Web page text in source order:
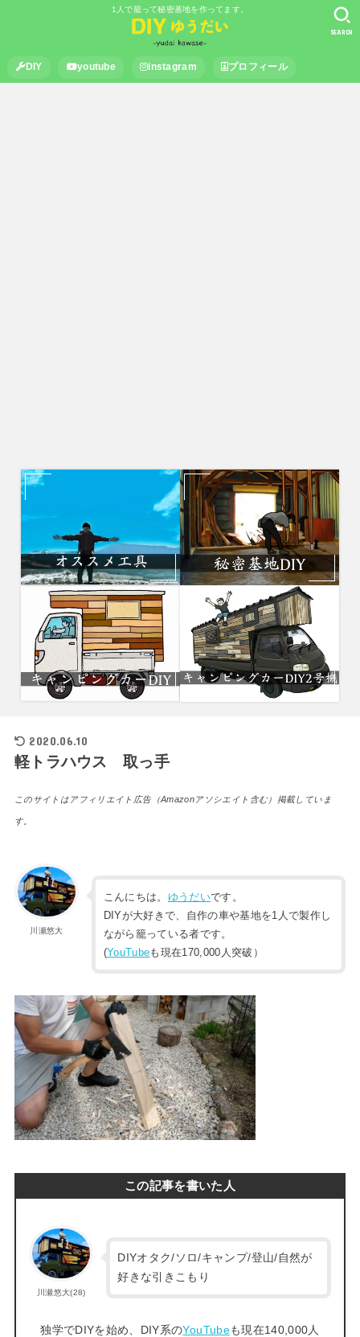
1人で籠って秘密基地を作ってます。
DIY youtube instagram プロフィール
SEARCH
2020.06.10
軽トラハウス 取っ手
このサイトはアフィリエイト広告（Amazonアソシエイト含む）掲載していま
す。
川瀬悠大
こんにちは。 ゆうだいです。
DIYが大好きで、自作の車や基地を1人で製作し
ながら籠っている者です。
(YouTubeも現在170,000人突破）
この記事を書いた人
川瀬悠大(28)
DIYオタク/ソロ/キャンプ/登山/自然が
好きな引きこもり
独学でDIYを始め、DIY系のYouTubeも現在140,000人